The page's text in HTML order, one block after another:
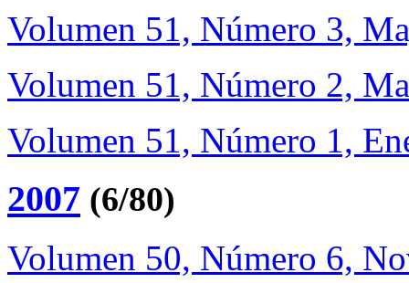
Volumen 51, Número 3,
Volumen 51, Número 2,
Volumen 51, Número 1,
2007 (6/80)
Volumen 50, Número 6,